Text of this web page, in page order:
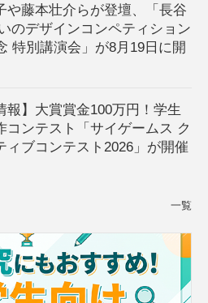
や藤本壮介らが登壇、「長谷
のデザインコンペティション
特別講演会」が8月19日に開
報】大賞賞金100万円！学生
コンテスト「サイゲームス ク
ィブコンテスト2026」が開催
一覧